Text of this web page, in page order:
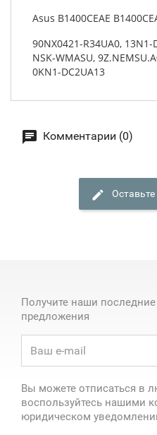
Asus B1400CEAE
90NX0421-R34UA0, 13N1-
NSK-WMASU,
0KN1-DC2UA13
Комментарии (0)
Получите наши
предложения
Вы можете отписаться в
воспользуйтесь нашими
юридическом